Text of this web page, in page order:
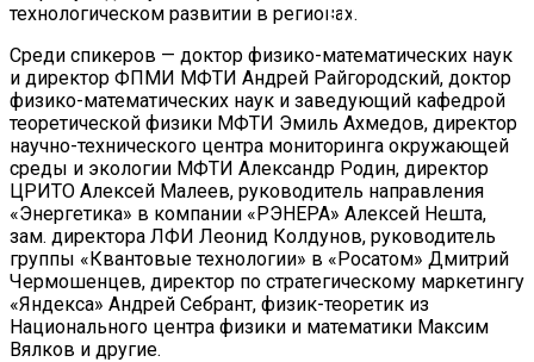
В ГИБДД Раскрыли, Что
технологическом развитии в регионах.
Среди спикеров — доктор физико-математических наук
и директор ФПМИ МФТИ Андрей Райгородский, доктор
физико-математических наук и заведующий кафедрой
теоретической физики МФТИ Эмиль Ахмедов, директор
научно-технического центра мониторинга окружающей
среды и экологии МФТИ Александр Родин, директор
ЦРИТО Алексей Малеев, руководитель направления
«Энергетика» в компании «РЭНЕРА» Алексей Нешта,
зам. директора ЛФИ Леонид Колдунов, руководитель
группы «Квантовые технологии» в «Росатом» Дмитрий
Чермошенцев, директор по стратегическому маркетингу
«Яндекса» Андрей Себрант, физик-теоретик из
Национального центра физики и математики Максим
Вялков и другие.